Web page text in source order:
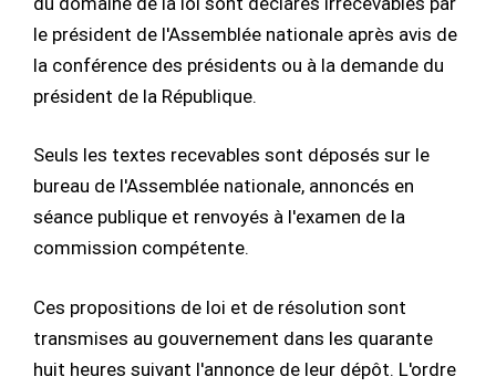
le président de l'Assemblée nationale après avis de
la conférence des présidents ou à la demande du
président de la République.
Seuls les textes recevables sont déposés sur le
bureau de l'Assemblée nationale, annoncés en
séance publique et renvoyés à l'examen de la
commission compétente.
Ces propositions de loi et de résolution sont
transmises au gouvernement dans les quarante
huit heures suivant l'annonce de leur dépôt. L'ordre